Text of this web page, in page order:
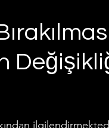
Hesaplama Programları